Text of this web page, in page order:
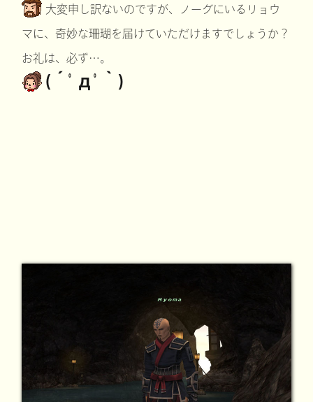
大変申し訳ないのですが、ノーグにいるリョウ
マに、奇妙な珊瑚を届けていただけますでしょうか？
お礼は、必ず…。
(´ﾟдﾟ｀)